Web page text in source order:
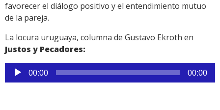
favorecer el diálogo positivo y el entendimiento mutuo
de la pareja.
La locura uruguaya, columna de Gustavo Ekroth en
Justos y Pecadores:
Reproductor
de
00:00 00:00